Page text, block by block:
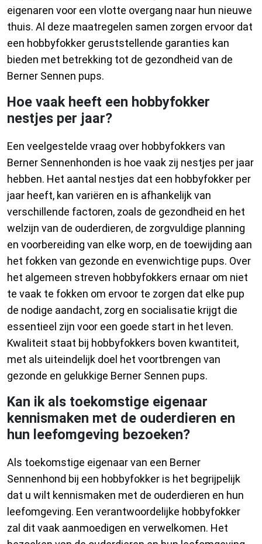
eigenaren voor een vlotte overgang naar hun nieuwe
thuis. Al deze maatregelen samen zorgen ervoor dat
een hobbyfokker geruststellende garanties kan
bieden met betrekking tot de gezondheid van de
Berner Sennen pups.
Hoe vaak heeft een hobbyfokker
nestjes per jaar?
Een veelgestelde vraag over hobbyfokkers van
Berner Sennenhonden is hoe vaak zij nestjes per jaar
hebben. Het aantal nestjes dat een hobbyfokker per
jaar heeft, kan variëren en is afhankelijk van
verschillende factoren, zoals de gezondheid en het
welzijn van de ouderdieren, de zorgvuldige planning
en voorbereiding van elke worp, en de toewijding aan
het fokken van gezonde en evenwichtige pups. Over
het algemeen streven hobbyfokkers ernaar om niet
te vaak te fokken om ervoor te zorgen dat elke pup
de nodige aandacht, zorg en socialisatie krijgt die
essentieel zijn voor een goede start in het leven.
Kwaliteit staat bij hobbyfokkers boven kwantiteit,
met als uiteindelijk doel het voortbrengen van
gezonde en gelukkige Berner Sennen pups.
Kan ik als toekomstige eigenaar
kennismaken met de ouderdieren en
hun leefomgeving bezoeken?
Als toekomstige eigenaar van een Berner
Sennenhond bij een hobbyfokker is het begrijpelijk
dat u wilt kennismaken met de ouderdieren en hun
leefomgeving. Een verantwoordelijke hobbyfokker
zal dit vaak aanmoedigen en verwelkomen. Het